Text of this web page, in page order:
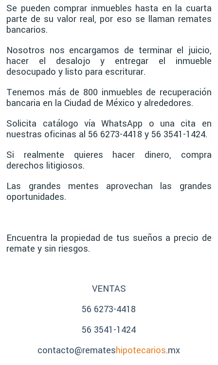
Se pueden comprar inmuebles hasta en la cuarta
parte de su valor real, por eso se llaman remates
bancarios.
Nosotros nos encargamos de terminar el juicio,
hacer el desalojo y entregar el inmueble
desocupado y listo para escriturar.
Tenemos más de 800 inmuebles de recuperación
bancaria en la Ciudad de México y alrededores.
Solicita catálogo vía WhatsApp o una cita en
nuestras oficinas al 56 6273-4418 y 56 3541-1424.
Si realmente quieres hacer dinero, compra
derechos litigiosos.
Las grandes mentes aprovechan las grandes
oportunidades.
Encuentra la propiedad de tus sueños a precio de
remate y sin riesgos.
VENTAS
56 6273-4418
56 3541-1424
contacto@remateshipotecarios.mx